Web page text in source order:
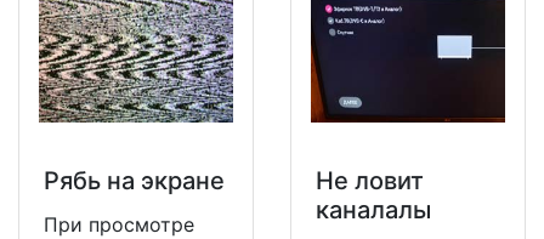
Рябь на экране
При просмотре
Не ловит
каналалы